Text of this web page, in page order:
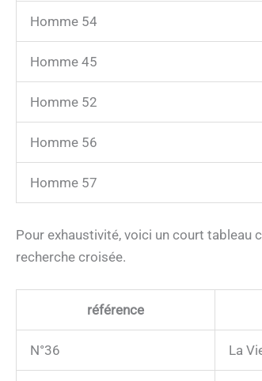
Homme 54
Homme 45
Homme 52
Homme 56
Homme 57
Pour exhaustivité, voici un court tableau
recherche croisée.
référence
N°36 La